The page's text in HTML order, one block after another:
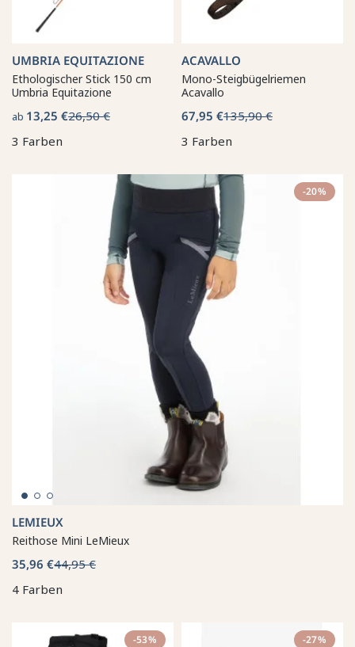
UMBRIA EQUITAZIONE
Ethologischer Stick 150 cm
Umbria Equitazione
ab 13,25 €26,50 €
3 Farben
ACAVALLO
Mono-Steigbügelriemen
Acavallo
67,95 €135,90 €
3 Farben
-20%
LEMIEUX
Reithose Mini LeMieux
35,96 €44,95 €
4 Farben
-53% -27%